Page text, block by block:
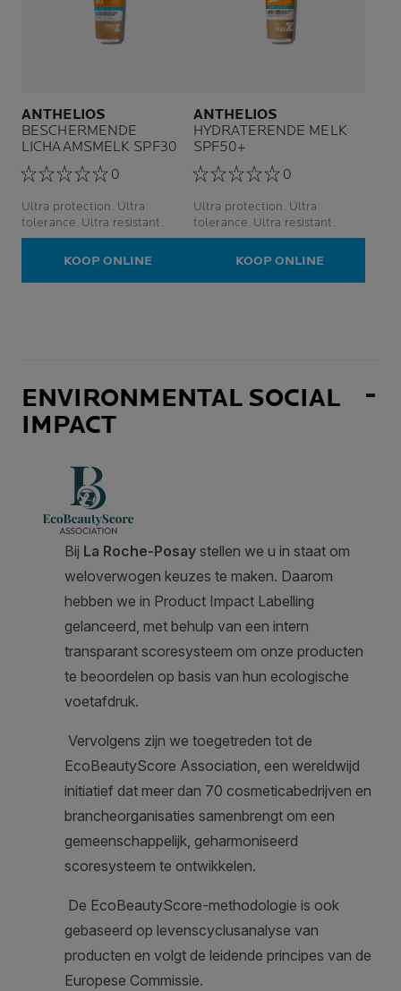
ANTHELIOS
BESCHERMENDE
LICHAAMSMELK SPF30
0
Ultra protection. Ultra
tolerance. Ultra resistant.
KOOP ONLINE
ANTHELIOS
HYDRATERENDE MELK
SPF50+
0
Ultra protection. Ultra
tolerance. Ultra resistant.
KOOP ONLINE
ENVIRONMENTAL SOCIAL
IMPACT